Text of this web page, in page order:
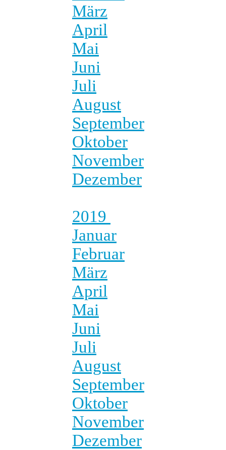
März
April
Mai
Juni
Juli
August
September
Oktober
November
Dezember
2019
Januar
Februar
März
April
Mai
Juni
Juli
August
September
Oktober
November
Dezember